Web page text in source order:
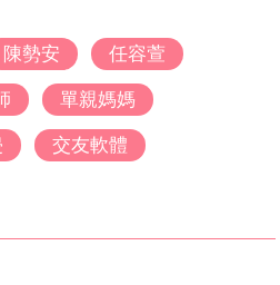
陳勢安 任容萱
單親媽媽
交友軟體